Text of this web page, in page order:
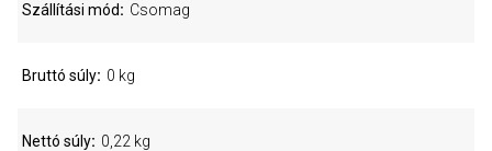
Szállítási mód Csomag
Bruttó súly 0 kg
Nettó súly 0,22 kg